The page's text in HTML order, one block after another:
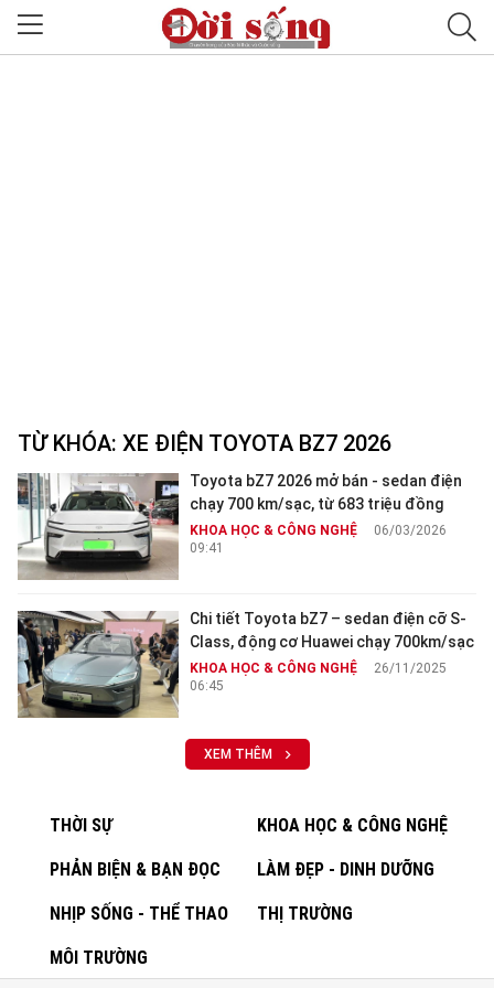
TỪ KHÓA: XE ĐIỆN TOYOTA BZ7 2026
Toyota bZ7 2026 mở bán - sedan điện
chạy 700 km/sạc, từ 683 triệu đồng
KHOA HỌC & CÔNG NGHỆ
06/03/2026
09:41
Chi tiết Toyota bZ7 – sedan điện cỡ S-
Class, động cơ Huawei chạy 700km/sạc
KHOA HỌC & CÔNG NGHỆ
26/11/2025
06:45
XEM THÊM
THỜI SỰ KHOA HỌC & CÔNG NGHỆ
PHẢN BIỆN & BẠN ĐỌC LÀM ĐẸP - DINH DƯỠNG
NHỊP SỐNG - THỂ THAO THỊ TRƯỜNG
MÔI TRƯỜNG